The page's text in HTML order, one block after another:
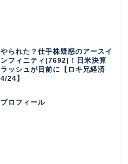
やられた？仕手株疑惑のアースイ
ンフィニティ(7692)！日米決算
ラッシュが目前に【ロキ兄経済
4/24】
プロフィール